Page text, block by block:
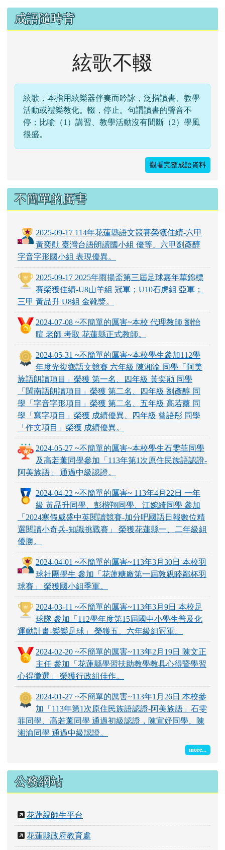
成語隨時背
絃歌不輟
絃歌，本指用絃樂器伴奏而吟詠，泛指讀書、教學
活動或禮樂教化。輟，停止。句謂讀書的聲音不
停；比喻（1）講習、教學活動沒有間斷（2）學風
很盛。
觀看完整成語資料
不簡單的厲害
2025-09-17 114年花蓮縣語文競賽榮獲佳績-六甲
黃奕勛 臺灣台語朗讀國小組 優等、六甲劉彥醇
字音字形國小組 表現優異。
2025-09-17 2025年雨揚盃第三屆足球嘉年華錦標
賽榮獲佳績-U8山羊組 冠軍；U10石虎組 亞軍；
三甲 黃品升 U8組 金靴獎。
2024-07-08 ~不簡單的厲害~本校 代理教師 劉怡
暄 老師 考取 花蓮縣正式教師。
2024-05-31 ~不簡單的厲害~本校學生參加112學
年度光復鄉語文競賽 六年級 陳湘渝 同學「阿美
族語朗讀項目」榮獲 第一名、四年級 黃奕勛 同學
「閩南語朗讀項目」榮獲 第二名、四年級 劉彥醇 同
學「字音字形項目」榮獲 第二名、五年級 高若薰 同
學「寫字項目」榮獲 成績優異、四年級 曾語彤 同學
「作文項目」榮獲 成績優異。
2024-05-27 ~不簡單的厲害~本校學生石雯菲同學
及高若薰同學參加「113年第1次原住民族語認證-
阿美族語」 通過中級認證。
2024-04-22 ~不簡單的厲害~ 113年4月22日 一年
級 黃品升同學、彭楷翔同學、江婉綺同學 參加
「2024寒假威盛中英閱讀競賽-加分吧國語日報數位精
選閱讀小奇兵-知識挑戰賽」 榮獲花蓮縣一、二年級組
優勝。
2024-04-01 ~不簡單的厲害~113年3月30日 本校羽
球社團學生 參加「花蓮糖廠第一屆敦親睦鄰杯羽
球賽」 榮獲國小組季軍。
2024-03-11 ~不簡單的厲害~113年3月9日 本校足
球隊 參加「112學年度第15屆國中小學生普及化
運動計畫-樂樂足球」 榮獲五、六年級組冠軍。
2024-02-20 ~不簡單的厲害~113年2月19日 陳文正
主任 參加「花蓮縣學習扶助教學教具心得暨學習
心得徵選」 榮獲行政組佳作。
2024-01-27 ~不簡單的厲害~113年1月26日 本校參
加「113年第1次原住民族語認證-阿美族語」石雯
菲同學、高若薰同學 通過初級認證，陳宣妤同學、陳
湘渝同學 通過中級認證。
more...
公務網站
花蓮親師生平台
花蓮縣政府教育處